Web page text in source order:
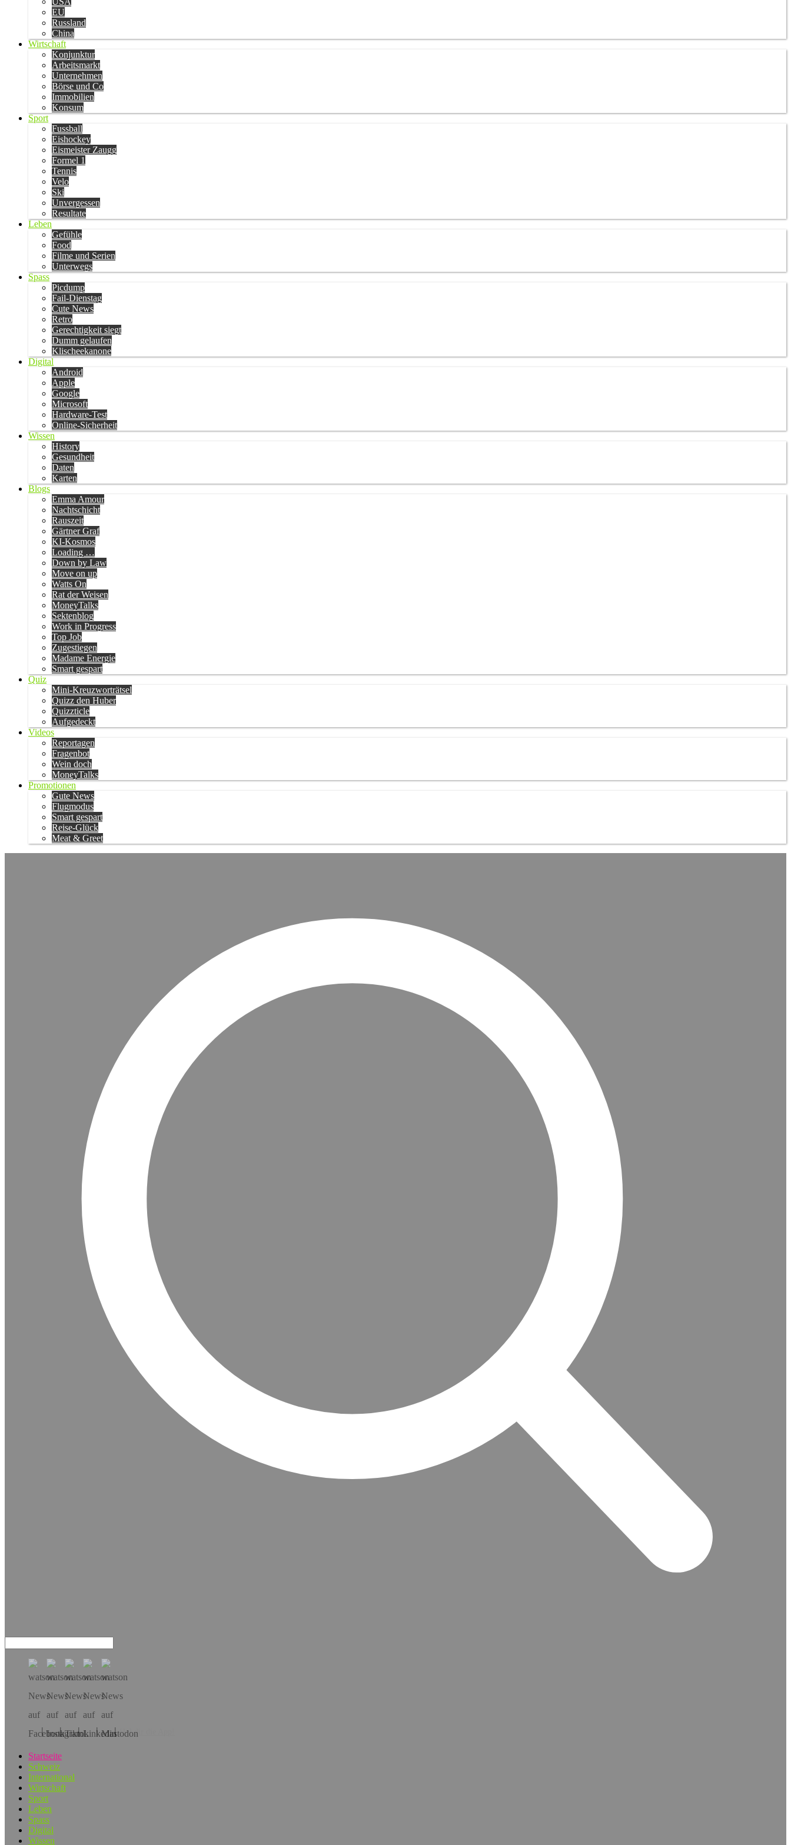
EU
Russland
China
Wirtschaft
Konjunktur
Arbeitsmarkt
Unternehmen
Börse und Co
Immobilien
Konsum
Sport
Fussball
Eishockey
Eismeister Zaugg
Formel 1
Tennis
Velo
Ski
Unvergessen
Resultate
Leben
Gefühle
Food
Filme und Serien
Unterwegs
Spass
Picdump
Fail-Dienstag
Cute News
Retro
Gerechtigkeit siegt
Dumm gelaufen
Klischeekanone
Digital
Android
Apple
Google
Microsoft
Hardware-Test
Online-Sicherheit
Wissen
History
Gesundheit
Daten
Karten
Blogs
Emma Amour
Nachtschicht
Rauszeit
Gärtner Graf
KI-Kosmos
Loading …
Down by Law
Move on up
Watts On
Rat der Weisen
MoneyTalks
Sektenblog
Work in Progress
Top Job
Zugestiegen
Madame Energie
Smart gespart
Quiz
Mini-Kreuzworträtsel
Quizz den Huber
Quizzticle
Aufgedeckt
Videos
Reportagen
Fragenbot
Wein doch
MoneyTalks
Promotionen
Gute News
Flugmodus
Smart gespart
Reise-Glück
Meat & Greet
Hol dir die App!
Startseite
Schweiz
International
Wirtschaft
Sport
Leben
Spass
Digital
Wissen